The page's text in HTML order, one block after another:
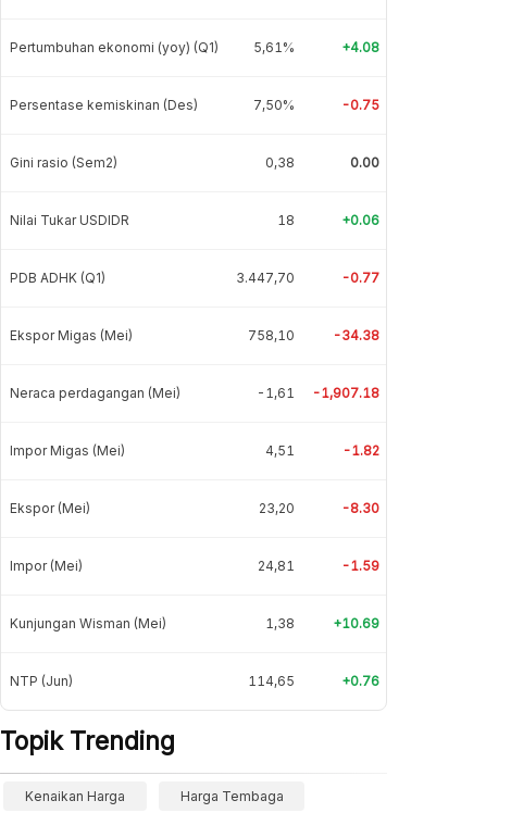
Pertumbuhan ekonomi (yoy) (Q1) 5,61% +4.08
Persentase kemiskinan (Des) 7,50% -0.75
Gini rasio (Sem2) 0,38 0.00
Nilai Tukar USDIDR 18 +0.06
PDB ADHK (Q1) 3.447,70 -0.77
Ekspor Migas (Mei) 758,10 -34.38
Neraca perdagangan (Mei) -1,61 -1,907.18
Impor Migas (Mei) 4,51 -1.82
Ekspor (Mei) 23,20 -8.30
Impor (Mei) 24,81 -1.59
Kunjungan Wisman (Mei) 1,38 +10.69
NTP (Jun) 114,65 +0.76
Topik Trending
Kenaikan Harga Harga Tembaga